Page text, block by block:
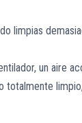
limpias
un aire
totalmente